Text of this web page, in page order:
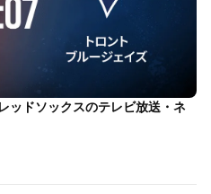
ッドソックスのテレビ放送・ネ